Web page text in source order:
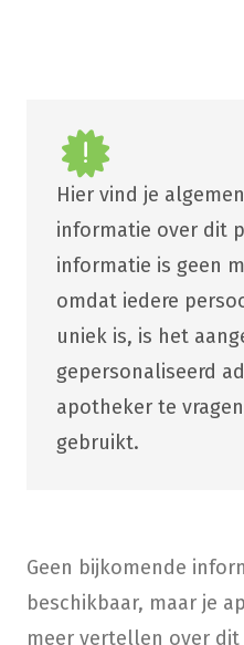
Hier vind je
informatie over dit
informatie is geen
omdat iedere
uniek is, is het
gepersonaliseerd
apotheker te
gebruikt.
Geen bijkomende
beschikbaar, maar je
meer vertellen over